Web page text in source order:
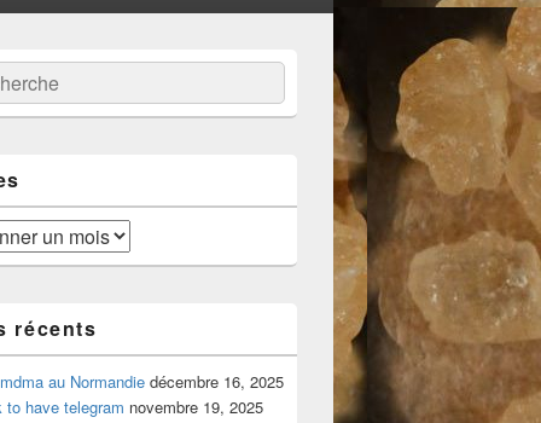
récents
au Normandie décembre 16, 2025
to have telegram novembre 19, 2025